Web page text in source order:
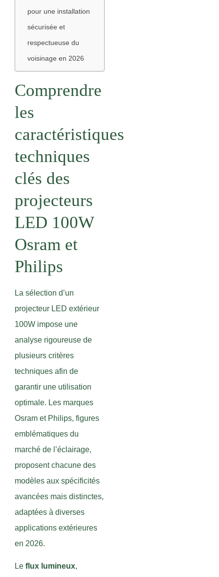
pour une installation
sécurisée et
respectueuse du
voisinage en 2026
Comprendre
les
caractéristiques
techniques
clés des
projecteurs
LED 100W
Osram et
Philips
La sélection d’un
projecteur LED extérieur
100W impose une
analyse rigoureuse de
plusieurs critères
techniques afin de
garantir une utilisation
optimale. Les marques
Osram et Philips, figures
emblématiques du
marché de l’éclairage,
proposent chacune des
modèles aux spécificités
avancées mais distinctes,
adaptées à diverses
applications extérieures
en 2026.
Le flux lumineux,